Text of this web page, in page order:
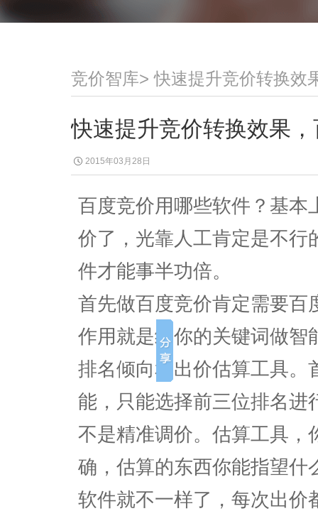
竞价智库>快速提升竞价转换效
快速提升竞价转换效果
2015年03月28日
百度竞价用哪些软件？基本
价了，光靠人工肯定是不行
件才能事半功倍。
首先做百度竞价肯定需要百
作用就是给你的关键词做智
排名倾向和出价估算工具。
能，只能选择前三位排名进
不是精准调价。估算工具，
确，估算的东西你能指望什
软件就不一样了，每次出价